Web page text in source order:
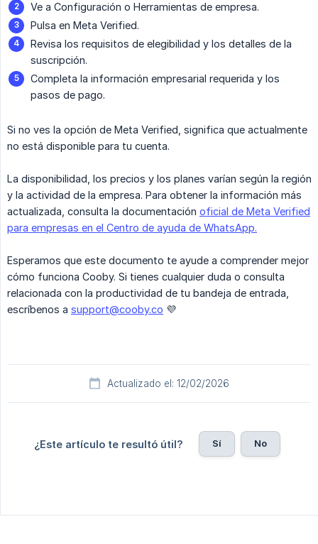
Ve a Configuración o Herramientas de empresa.
Pulsa en Meta Verified.
Revisa los requisitos de elegibilidad y los detalles de la
suscripción.
Completa la información empresarial requerida y los
pasos de pago.
Si no ves la opción de Meta Verified, significa que actualmente
no está disponible para tu cuenta.
La disponibilidad, los precios y los planes varían según la región
y la actividad de la empresa. Para obtener la información más
actualizada, consulta la documentación oficial de Meta Verified
para empresas en el Centro de ayuda de WhatsApp.
Esperamos que este documento te ayude a comprender mejor
cómo funciona Cooby. Si tienes cualquier duda o consulta
relacionada con la productividad de tu bandeja de entrada,
escríbenos a support@cooby.co 💜
Actualizado el: 12/02/2026
¿Este artículo te resultó útil? Sí No